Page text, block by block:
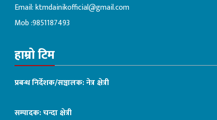
Email:ktmdainikofficial@gmail.com
Mob :9851187493
हाम्रो टिम
प्रबन्ध निर्देशक/सञ्चालक: नेत्र क्षेत्री
सम्पादक: चन्दा क्षेत्री